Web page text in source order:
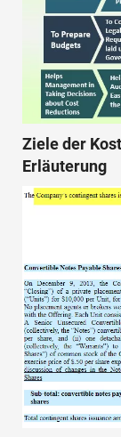
Ziele der
Erläuterung